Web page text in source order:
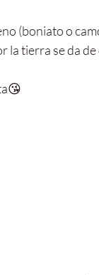
(boniato o
la tierra se da